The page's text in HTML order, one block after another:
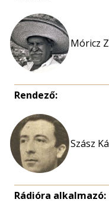
Móricz
Rendező:
Szász
Rádióra alkalmazó: